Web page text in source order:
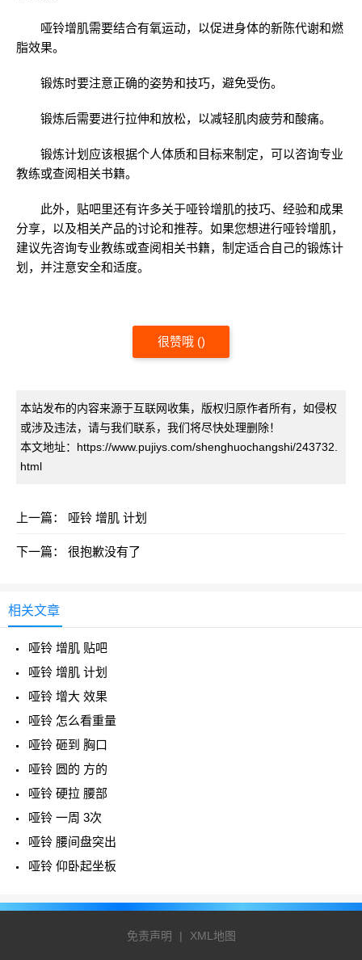
哑铃增肌需要结合有氧运动，以促进身体的新陈代谢和燃
脂效果。
锻炼时要注意正确的姿势和技巧，避免受伤。
锻炼后需要进行拉伸和放松，以减轻肌肉疲劳和酸痛。
锻炼计划应该根据个人体质和目标来制定，可以咨询专业
教练或查阅相关书籍。
此外，贴吧里还有许多关于哑铃增肌的技巧、经验和成果
分享，以及相关产品的讨论和推荐。如果您想进行哑铃增肌，
建议先咨询专业教练或查阅相关书籍，制定适合自己的锻炼计
划，并注意安全和适度。
很赞哦 ()
本站发布的内容来源于互联网收集，版权归原作者所有，如侵权
或涉及违法，请与我们联系，我们将尽快处理删除！
本文地址：https://www.pujiys.com/shenghuochangshi/243732.
html
上一篇： 哑铃 增肌 计划
下一篇： 很抱歉没有了
相关文章
哑铃 增肌 贴吧
哑铃 增肌 计划
哑铃 增大 效果
哑铃 怎么看重量
哑铃 砸到 胸口
哑铃 圆的 方的
哑铃 硬拉 腰部
哑铃 一周 3次
哑铃 腰间盘突出
哑铃 仰卧起坐板
免责声明 | XML地图